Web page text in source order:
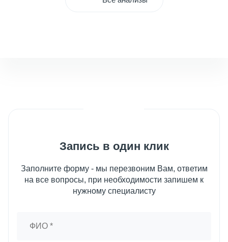
Запись в один клик
Заполните форму - мы перезвоним Вам, ответим
на все вопросы, при необходимости запишем к
нужному специалисту